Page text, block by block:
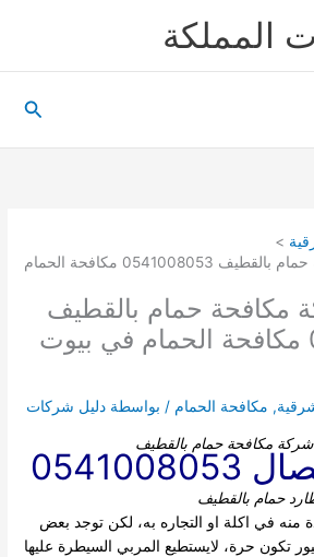
المملكة
افضل 19 شركة مكافحة حمام بالقطيف 0541008053 مكافحة الحمام
شركة مكافحة حمام بالقطيف
0541008053 مكافحة الحمام في بيوت
, مكافحة الحمام / بواسطة دليل شركات
مكافحة حمام بالقطيف
حمام بالقطيف
منه في اكلة او التجاره به، لكن توجد بعض
تكون حرة، لايستطيع المربي السيطرة عليها